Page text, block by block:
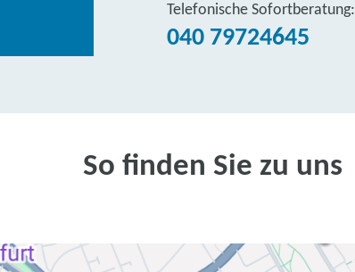
Telefonische Sofortberatung:
040 79724645
So finden Sie zu uns